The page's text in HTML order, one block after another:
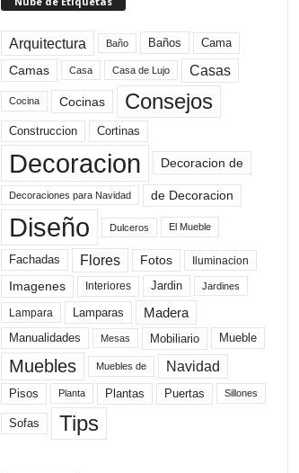
Arquitectura Baño Baños Cama
Camas Casa Casa de Lujo Casas
Cocina Cocinas Consejos
Construccion Cortinas
Decoracion Decoracion de
Decoraciones para Navidad de Decoracion
Diseño Dulceros El Mueble
Fachadas Flores Fotos Iluminacion
Imagenes Interiores Jardin Jardines
Lampara Lamparas Madera
Manualidades Mesas Mobiliario Mueble
Muebles Muebles de Navidad
Pisos Planta Plantas Puertas Sillones
Sofas Tips